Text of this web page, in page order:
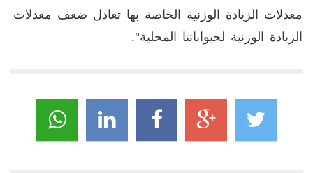
معدلات الزيادة الوزنية الخاصة بها تعادل ضعف معدلات
الزيادة الوزنية لحيواناتنا المحلية".